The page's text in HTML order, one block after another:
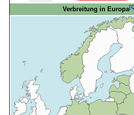
Verbreitung in Europa